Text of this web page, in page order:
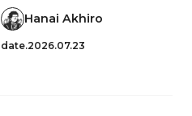
Hanai Akhiro
date.2026.07.23